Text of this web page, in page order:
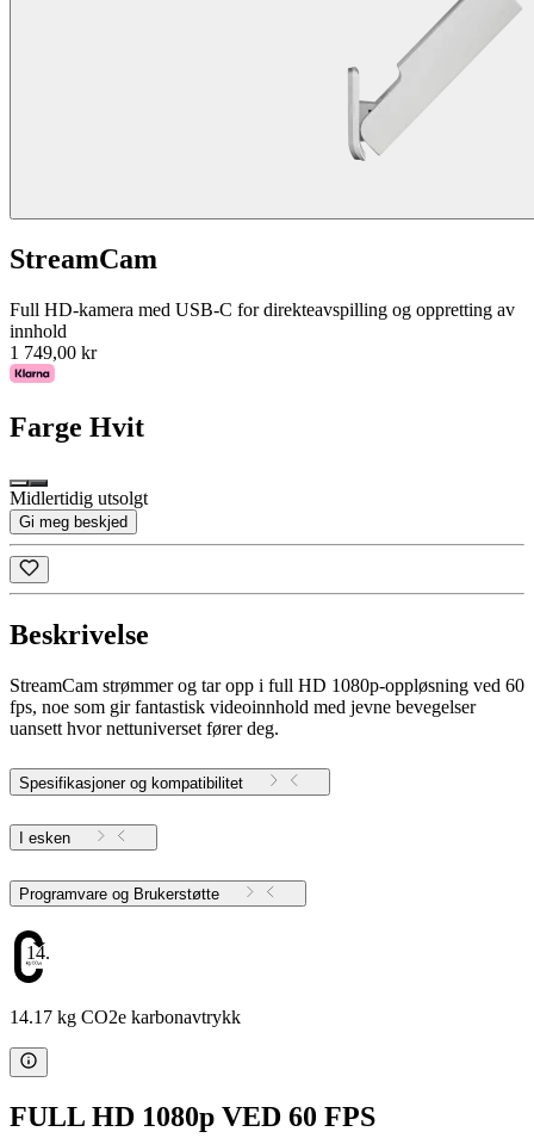
StreamCam
Full HD-kamera med USB-C for direkteavspilling og oppretting av
innhold
1 749,00 kr
Farge Hvit
Midlertidig utsolgt
Gi meg beskjed
Beskrivelse
StreamCam strømmer og tar opp i full HD 1080p-oppløsning ved 60
fps, noe som gir fantastisk videoinnhold med jevne bevegelser
uansett hvor nettuniverset fører deg.
Spesifikasjoner og kompatibilitet
I esken
Programvare og Brukerstøtte
14.17
14.17 kg CO2e karbonavtrykk
FULL HD 1080p VED 60 FPS